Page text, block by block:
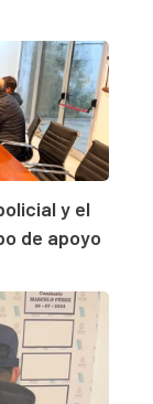
y el
de apoyo